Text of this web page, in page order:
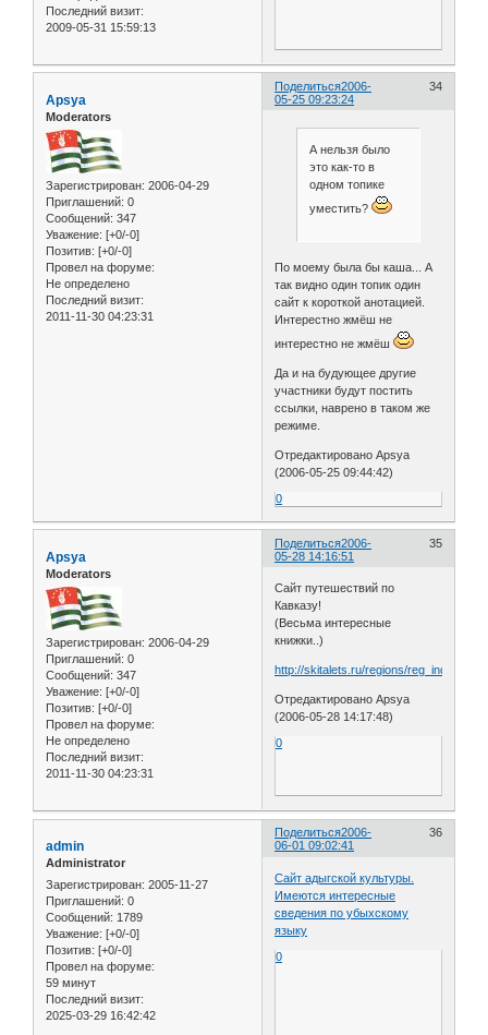
Последний визит:
2009-05-31 15:59:13
Поделиться 34
2006-
05-25 09:23:24
Apsya
Moderators
Зарегистрирован: 2006-04-29
Приглашений: 0
Сообщений: 347
Уважение: [+0/-0]
Позитив: [+0/-0]
Провел на форуме:
Не определено
Последний визит:
2011-11-30 04:23:31
А нельзя было
это как-то в
одном топике
уместить?
По моему была бы каша... А
так видно один топик один
сайт к короткой анотацией.
Интерестно жмёш не
интерестно не жмёш
Да и на будующее другие
участники будут постить
ссылки, наврено в таком же
режиме.
Отредактировано Apsya
(2006-05-25 09:44:42)
0
Поделиться 35
2006-
05-28 14:16:51
Apsya
Moderators
Зарегистрирован: 2006-04-29
Приглашений: 0
Сообщений: 347
Уважение: [+0/-0]
Позитив: [+0/-0]
Провел на форуме:
Не определено
Последний визит:
2011-11-30 04:23:31
Сайт путешествий по
Кавказу!
(Весьма интересные
книжки..)
http://skitalets.ru/regions/
Отредактировано Apsya
(2006-05-28 14:17:48)
0
Поделиться 36
2006-
06-01 09:02:41
admin
Administrator
Зарегистрирован: 2005-11-27
Приглашений: 0
Сообщений: 1789
Уважение: [+0/-0]
Позитив: [+0/-0]
Провел на форуме:
59 минут
Последний визит:
2025-03-29 16:42:42
Сайт адыгской культуры.
Имеются интересные
сведения по убыхскому
языку
0